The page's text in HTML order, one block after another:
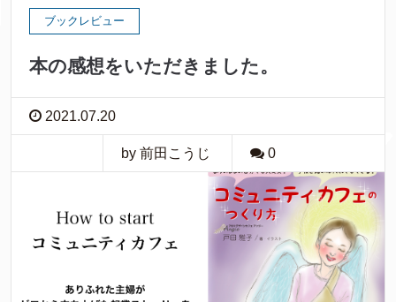
ブックレビュー
本の感想をいただきました。
2021.07.20
by 前田こうじ 0